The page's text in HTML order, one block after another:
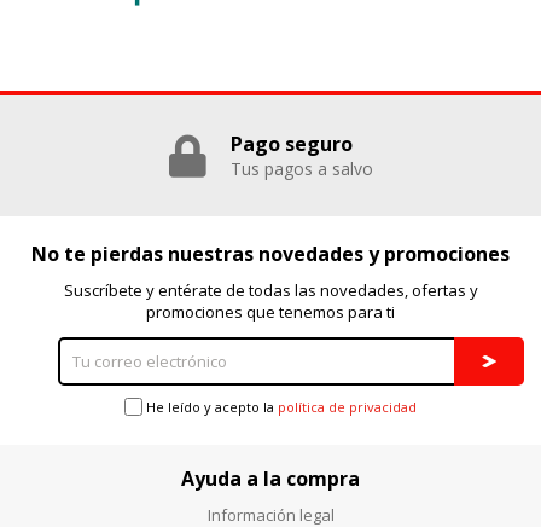
Pago seguro
Tus pagos a salvo
No te pierdas nuestras novedades y promociones
Suscríbete y entérate de todas las novedades, ofertas y
promociones que tenemos para ti
He leído y acepto la política de privacidad
Ayuda a la compra
Información legal